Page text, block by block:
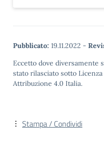
Pubblicato: 19.11.2022 -
Eccetto dove diversamente
stato rilasciato sotto
Attribuzione 4.0 Italia.
Stampa / Condividi